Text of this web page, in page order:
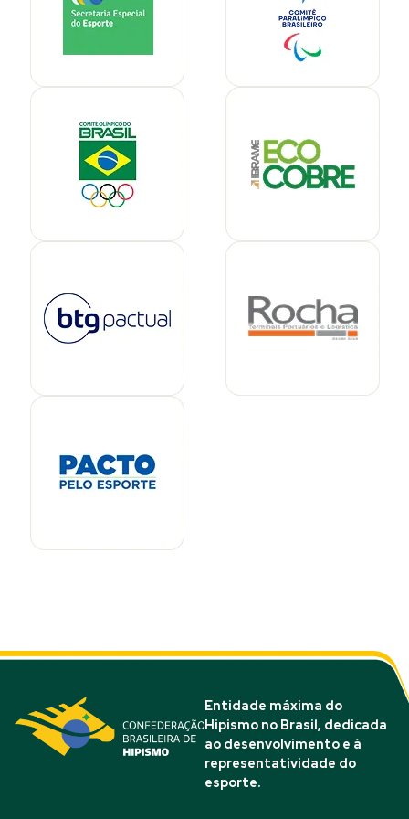
Entidade máxima do
Hipismo no Brasil, dedicada
ao desenvolvimento e à
representatividade do
esporte.